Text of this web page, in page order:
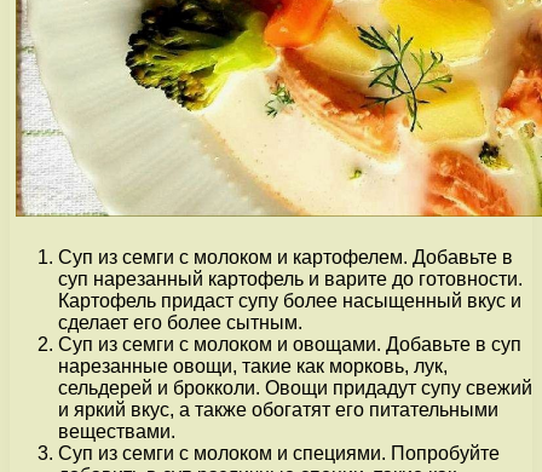
Суп из семги с молоком и картофелем. Добавьте в
суп нарезанный картофель и варите до готовности.
Картофель придаст супу более насыщенный вкус и
сделает его более сытным.
Суп из семги с молоком и овощами. Добавьте в суп
нарезанные овощи, такие как морковь, лук,
сельдерей и брокколи. Овощи придадут супу свежий
и яркий вкус, а также обогатят его питательными
веществами.
Суп из семги с молоком и специями. Попробуйте